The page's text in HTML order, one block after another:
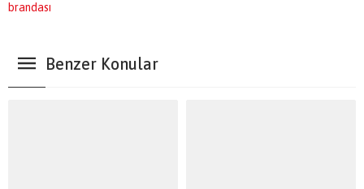
brandası
Benzer Konular